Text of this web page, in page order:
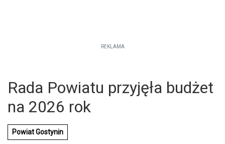
REKLAMA
Rada Powiatu przyjęła budżet
na 2026 rok
Powiat Gostynin